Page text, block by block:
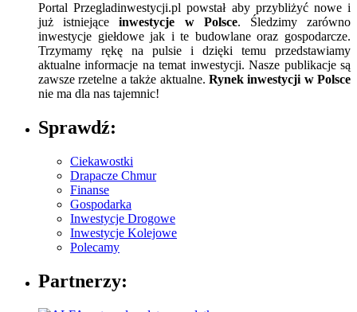
Portal Przegladinwestycji.pl powstał aby przybliżyć nowe i
już istniejąceinwestycje w Polsce. Śledzimy zarówno
inwestycje giełdowe jak i te budowlane oraz gospodarcze.
Trzymamy rękę na pulsie i dzięki temu przedstawiamy
aktualne informacje na temat inwestycji. Nasze publikacje są
zawsze rzetelne a także aktualne. Rynek inwestycji w Polsce
nie ma dla nas tajemnic!
Sprawdź:
Ciekawostki
Drapacze Chmur
Finanse
Gospodarka
Inwestycje Drogowe
Inwestycje Kolejowe
Polecamy
Partnerzy: